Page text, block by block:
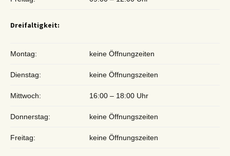
Dreifaltigkeit:
Montag: keine Öffnungzeiten
Dienstag: keine Öffnungszeiten
Mittwoch: 16:00 – 18:00 Uhr
Donnerstag: keine Öffnungszeiten
Freitag: keine Öffnungszeiten